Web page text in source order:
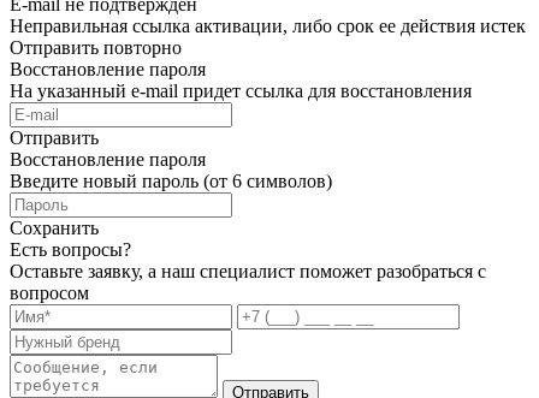
Неправильная ссылка активации, либо срок ее действия истек
Отправить повторно
Восстановление пароля
На указанный e-mail придет ссылка для восстановления
Отправить
Восстановление пароля
Введите новый пароль (от 6 символов)
Сохранить
Есть вопросы?
Оставьте заявку, а наш специалист поможет разобраться с
вопросом
Отправить